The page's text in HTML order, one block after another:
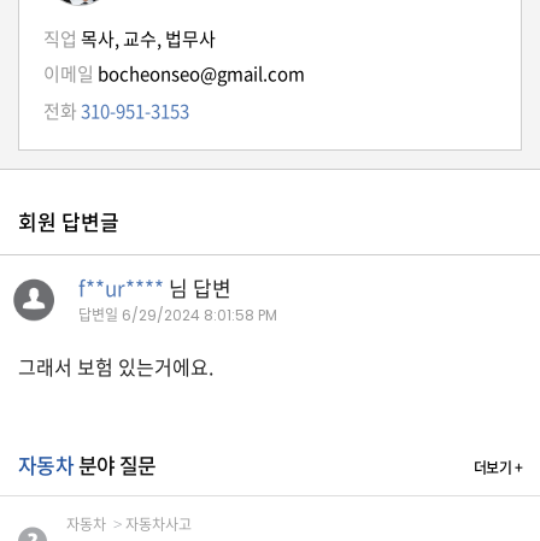
질
문
하
사
항
직업 목사, 교수, 법무사
이메일 bocheonseo@gmail.com
전화310-951-3153
회원 답변글
f**ur**** 님 답변
답변일 6/29/2024 8:01:58 PM
그래서 보험 있는거에요.
자동차분야 질문 더보기 +
자동차 자동차사고